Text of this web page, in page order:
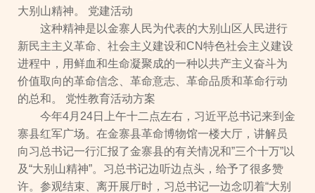
大别山精神。 党建活动
这种精神是以金寨人民为代表的大别山区人民进行
新民主主义革命、社会主义建设和CN特色社会主义建设
进程中，用鲜血和生命凝聚成的一种以共产主义奋斗为
价值取向的革命信念、革命意志、革命品质和革命行动
的总和。 党性教育活动方案
今年4月24日上午十二点左右，习近平总书记来到金
寨县红军广场。在金寨县革命博物馆一楼大厅，讲解员
向习总书记一行汇报了金寨县的有关情况和”三个十万”以
及“大别山精神”。习总书记边听边点头，给予了很多赞
许。参观结束、离开展厅时，习总书记一边念叨着“大别